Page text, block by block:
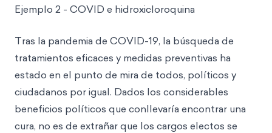
Ejemplo 2 - COVID e hidroxicloroquina
Tras la pandemia de COVID-19, la búsqueda de
tratamientos eficaces y medidas preventivas ha
estado en el punto de mira de todos, políticos y
ciudadanos por igual. Dados los considerables
beneficios políticos que conllevaría encontrar una
cura, no es de extrañar que los cargos electos se